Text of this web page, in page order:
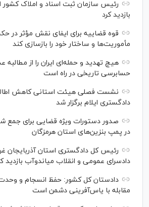
رئیس سازمان ثبت اسناد و املاک کشور
بازدید کرد
قوه قضاییه برای ایفای نقش مؤثر در
مأموریت‌ها و ساختار خود را بازسازی کند
هیچ تهدید و حمله‌ای ایران را از مطالبه
حسابرسی تاریخی در راه است
نشست فصلی هیئت استانی کاهش
دادگستری ایلام برگزار شد
صدور دستورات ویژه قضایی برای
در پمپ بنزین‌های استان هرمزگان
رئیس کل دادگستری استان آذربایجان
دادسرای عمومی و انقلاب میاندوآب بازدید
دادستان کل کشور: حفظ انسجام و وحدت
مقابله با یاس‌آفرینی دشمن است